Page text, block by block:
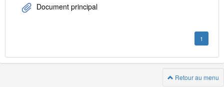
Document principal
1
Retour au menu